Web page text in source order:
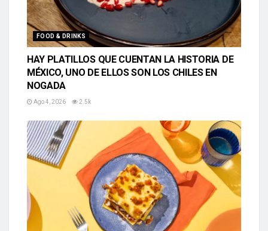
FOOD & DRINKS
HAY PLATILLOS QUE CUENTAN LA HISTORIA DE
MÉXICO, UNO DE ELLOS SON LOS CHILES EN
NOGADA
Ago 4, 2026 2.5k